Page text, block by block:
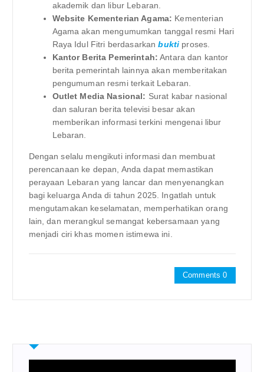
akademik dan libur Lebaran.
Website Kementerian Agama: Kementerian
Agama akan mengumumkan tanggal resmi Hari
Raya Idul Fitri berdasarkanbukti proses.
Kantor Berita Pemerintah: Antara dan kantor
berita pemerintah lainnya akan memberitakan
pengumuman resmi terkait Lebaran.
Outlet Media Nasional: Surat kabar nasional
dan saluran berita televisi besar akan
memberikan informasi terkini mengenai libur
Lebaran.
Dengan selalu mengikuti informasi dan membuat
perencanaan ke depan, Anda dapat memastikan
perayaan Lebaran yang lancar dan menyenangkan
bagi keluarga Anda di tahun 2025. Ingatlah untuk
mengutamakan keselamatan, memperhatikan orang
lain, dan merangkul semangat kebersamaan yang
menjadi ciri khas momen istimewa ini.
Comments 0